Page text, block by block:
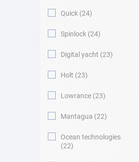
Quick 24
Spinlock 24
Digital yacht 23
Holt 23
Lowrance 23
Mantagua 22
Ocean technologies
22